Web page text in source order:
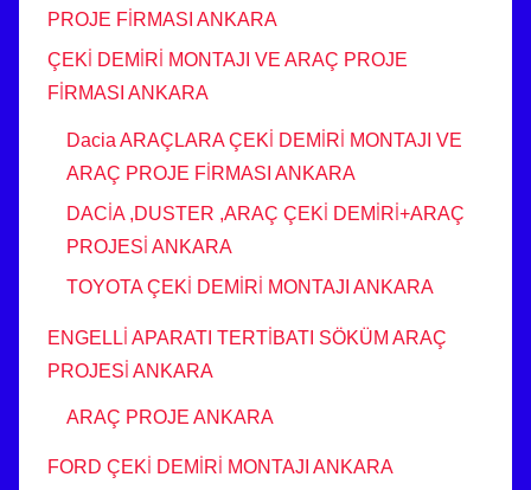
PROJE FİRMASI ANKARA
ÇEKİ DEMİRİ MONTAJI VE ARAÇ PROJE
FİRMASI ANKARA
Dacia ARAÇLARA ÇEKİ DEMİRİ MONTAJI VE
ARAÇ PROJE FİRMASI ANKARA
DACİA ,DUSTER ,ARAÇ ÇEKİ DEMİRİ+ARAÇ
PROJESİ ANKARA
TOYOTA ÇEKİ DEMİRİ MONTAJI ANKARA
ENGELLİ APARATI TERTİBATI SÖKÜM ARAÇ
PROJESİ ANKARA
ARAÇ PROJE ANKARA
FORD ÇEKİ DEMİRİ MONTAJI ANKARA